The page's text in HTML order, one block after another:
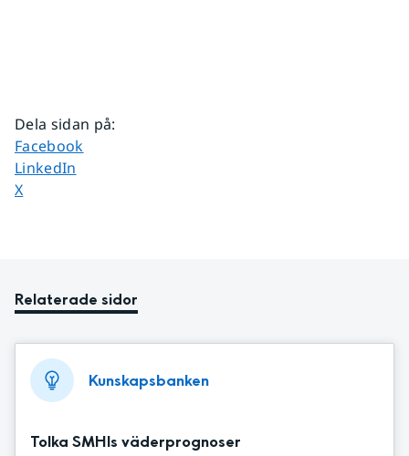
Dela sidan på:
Dela sidan på
Facebook
Dela sidan på
LinkedIn
Dela sidan på
X
Relaterade sidor
Kunskapsbanken
Tolka SMHIs väderprognoser